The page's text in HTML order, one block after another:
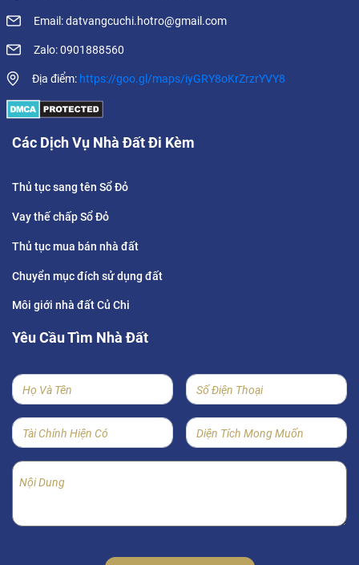
Email: datvangcuchi.hotro@gmail.com
Zalo: 0901888560
Địa điểm: https://goo.gl/maps/iyGRY8oKrZrzrYVY8
Các Dịch Vụ Nhà Đất Đi Kèm
Thủ tục sang tên Sổ Đỏ
Vay thế chấp Sổ Đỏ
Thủ tục mua bán nhà đất
Chuyển mục đích sử dụng đất
Môi giới nhà đất Củ Chi
Yêu Cầu Tìm Nhà Đất